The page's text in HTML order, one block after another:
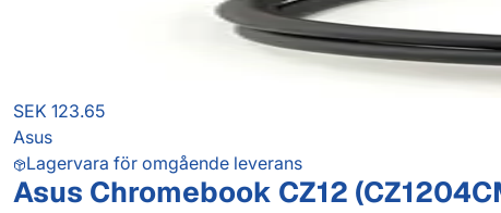
SEK 123.65
Asus
Lagervara för omgående leverans
Asus Chromebook CZ12